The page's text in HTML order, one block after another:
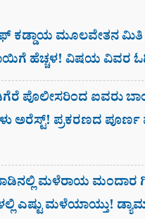
ಕಡ್ಡಾಯ ಮೂಲವೇತನ ಮಿತಿ
ಹೆಚ್ಚಳ! ವಿಷಯ ವಿವರ
ಪೊಲೀಸರಿಂದ ಐವರು
ಅರೆಸ್ಟ್! ಪ್ರಕರಣದ
ಮಳೆರಾಯ ಮಂದಾರ
ಎಷ್ಟು ಮಳೆಯಾಯ್ತು!